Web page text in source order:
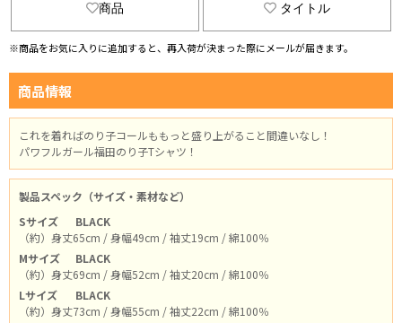
商品 タイトル
※商品をお気に入りに追加すると、再入荷が決まった際にメールが届きます。
商品情報
これを着ればのり子コールももっと盛り上がること間違いなし！
パワフルガール福田のり子Tシャツ！
製品スペック（サイズ・素材など）
Sサイズ
BLACK
（約）身丈65cm / 身幅49cm / 袖丈19cm / 綿100％
Mサイズ
BLACK
（約）身丈69cm / 身幅52cm / 袖丈20cm / 綿100％
Lサイズ
BLACK
（約）身丈73cm / 身幅55cm / 袖丈22cm / 綿100％